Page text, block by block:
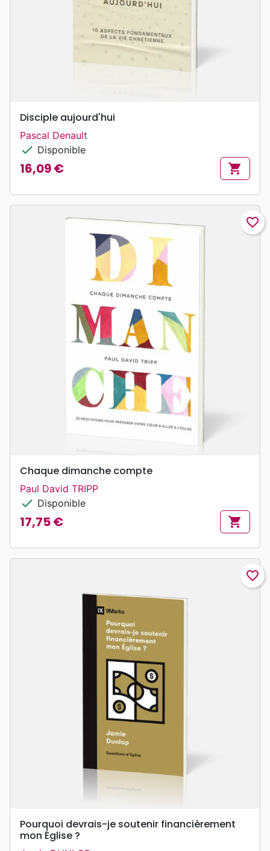
Disciple aujourd'hui
Pascal Denault
check Disponible
Prix
16,09 € shopping_cart
favorite_border
Chaque dimanche compte
Paul David TRIPP
check Disponible
Prix
17,75 € shopping_cart
favorite_border
Pourquoi devrais-je soutenir financièrement
mon Église ?